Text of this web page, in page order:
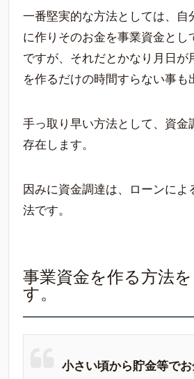
一番堅実的な方法としては、自
に作りそのお金を事業資金とし
ですが、それだとかなり月日が
を作るだけの時間すらない事も
手っ取り早い方法として、資金
存在します。
因みに資金調達は、ローンによ
法です。
事業資金を作る方法
す。
小さい頃から貯金等で